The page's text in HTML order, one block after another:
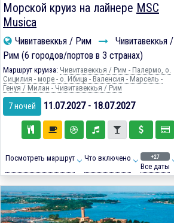
Морской круиз на лайнере MSC
Musica
Чивитавеккья / Рим
Чивитавеккья /
Рим (6 городов/портов в 3 странах)
Маршрут круиза: Чивитавеккья / Рим - Палермо, о.
Сицилия - море - о. Ибица - Валенсия - Марсель -
Генуя / Милан - Чивитавеккья / Рим
7 ночей 11.07.2027 - 18.07.2027
Посмотреть маршрут Что включено +27
Все даты